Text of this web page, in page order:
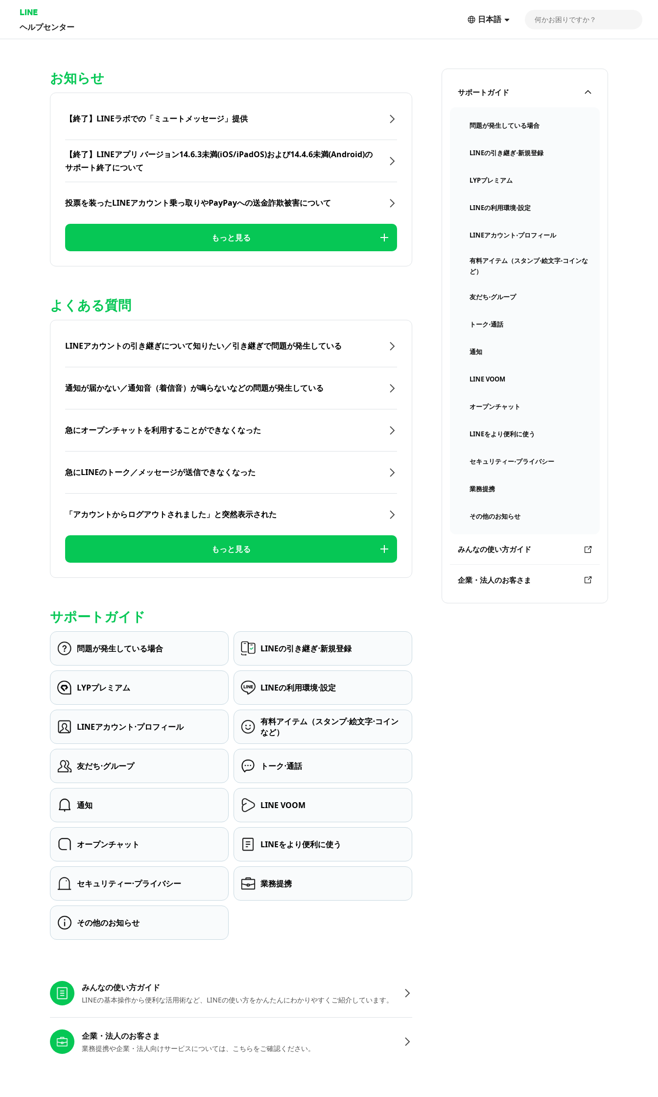
LINE
ヘルプセンター
日本語
サポートガイド
問題が発生している場合
LINEの引き継ぎ⋅新規登録
LYPプレミアム
LINEの利用環境⋅設定
LINEアカウント⋅プロフィール
有料アイテム（スタンプ⋅絵文字⋅コインな
ど）
友だち⋅グループ
トーク⋅通話
通知
LINE VOOM
オープンチャット
LINEをより便利に使う
セキュリティー⋅プライバシー
業務提携
その他のお知らせ
みんなの使い方ガイド
企業・法人のお客さま
お知らせ
【終了】LINEラボでの「ミュートメッセージ」提供
【終了】LINEアプリ バージョン14.6.3未満(iOS/iPadOS)および14.4.6未満(Android)の
サポート終了について
投票を装ったLINEアカウント乗っ取りやPayPayへの送金詐欺被害について
もっと見る
よくある質問
LINEアカウントの引き継ぎについて知りたい／引き継ぎで問題が発生している
通知が届かない／通知音（着信音）が鳴らないなどの問題が発生している
急にオープンチャットを利用することができなくなった
急にLINEのトーク／メッセージが送信できなくなった
「アカウントからログアウトされました」と突然表示された
もっと見る
サポートガイド
問題が発生している場合 LINEの引き継ぎ⋅新規登録
LYPプレミアム LINEの利用環境⋅設定
LINEアカウント⋅プロフィール
有料アイテム（スタンプ⋅絵文字⋅コイン
など）
友だち⋅グループ トーク⋅通話
通知 LINE VOOM
オープンチャット LINEをより便利に使う
セキュリティー⋅プライバシー 業務提携
その他のお知らせ
みんなの使い方ガイド
LINEの基本操作から便利な活用術など、LINEの使い方をかんたんにわかりやすくご紹介しています。
企業・法人のお客さま
業務提携や企業・法人向けサービスについては、こちらをご確認ください。